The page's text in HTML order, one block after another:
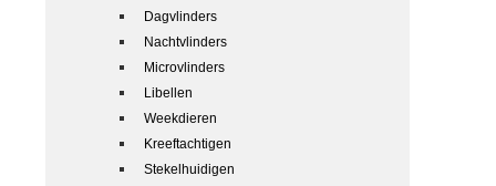
Dagvlinders
Nachtvlinders
Microvlinders
Libellen
Weekdieren
Kreeftachtigen
Stekelhuidigen